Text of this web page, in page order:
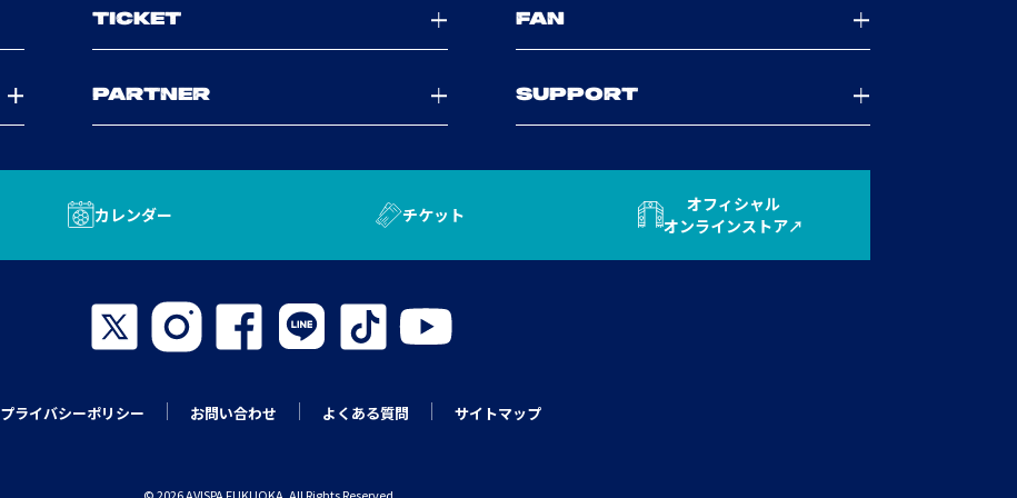
TICKET FAN
PARTNER SUPPORT
カレンダー チケット
オフィシャル
オンラインストア
プライバシーポリシー お問い合わせ よくある質問 サイトマップ
© 2026 AVISPA FUKUOKA. All Rights Reserved.